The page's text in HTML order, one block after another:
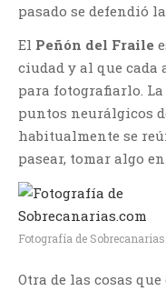
pasado se defendió
El Peñón del Fraile
ciudad y al que
para fotografiarlo. La
puntos neurálgicos
habitualmente se
pasear, tomar algo
Fotografía de
Otra de las cosas